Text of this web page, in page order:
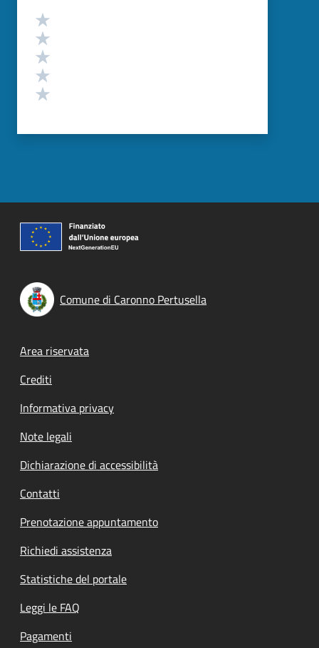
Valutazione
Comune di Caronno Pertusella
Footer menu
Area riservata
Crediti
Informativa privacy
Note legali
Dichiarazione di accessibilità
Contatti
Prenotazione appuntamento
Richiedi assistenza
Statistiche del portale
Leggi le FAQ
Pagamenti